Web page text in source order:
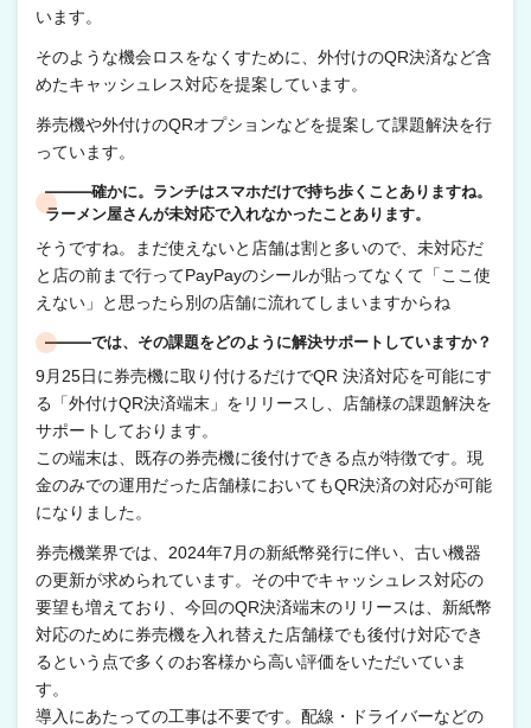
います。
そのような機会ロスをなくすために、外付けのQR決済など含
めたキャッシュレス対応を提案しています。
券売機や外付けのQRオプションなどを提案して課題解決を行
っています。
―――確かに。ランチはスマホだけで持ち歩くことありますね。
ラーメン屋さんが未対応で入れなかったことあります。
そうですね。まだ使えないと店舗は割と多いので、未対応だ
と店の前まで行ってPayPayのシールが貼ってなくて「ここ使
えない」と思ったら別の店舗に流れてしまいますからね
―――では、その課題をどのように解決サポートしていますか？
9月25日に券売機に取り付けるだけでQR 決済対応を可能にす
る「外付けQR決済端末」をリリースし、店舗様の課題解決を
サポートしております。
この端末は、既存の券売機に後付けできる点が特徴です。現
金のみでの運用だった店舗様においてもQR決済の対応が可能
になりました。
券売機業界では、2024年7月の新紙幣発行に伴い、古い機器
の更新が求められています。その中でキャッシュレス対応の
要望も増えており、今回のQR決済端末のリリースは、新紙幣
対応のために券売機を入れ替えた店舗様でも後付け対応でき
るという点で多くのお客様から高い評価をいただいていま
す。
導入にあたっての工事は不要です。配線・ドライバーなどの